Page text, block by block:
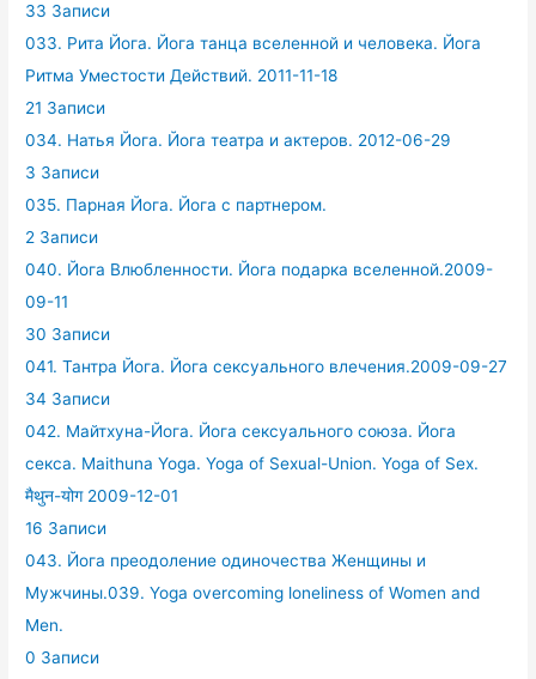
33 Записи
033. Рита Йога. Йога танца вселенной и человека. Йога
Ритма Уместости Действий. 2011-11-18
21 Записи
034. Натья Йога. Йога театра и актеров. 2012-06-29
3 Записи
035. Парная Йога. Йога с партнером.
2 Записи
040. Йога Влюбленности. Йога подарка вселенной.2009-
09-11
30 Записи
041. Тантра Йога. Йога сексуального влечения.2009-09-27
34 Записи
042. Майтхуна-Йога. Йога сексуального союза. Йога
секса. Maithuna Yoga. Yoga of Sexual-Union. Yoga of Sex.
मैथुन-योग 2009-12-01
16 Записи
043. Йога преодоление одиночества Женщины и
Мужчины.039. Yoga overcoming loneliness of Women and
Men.
0 Записи